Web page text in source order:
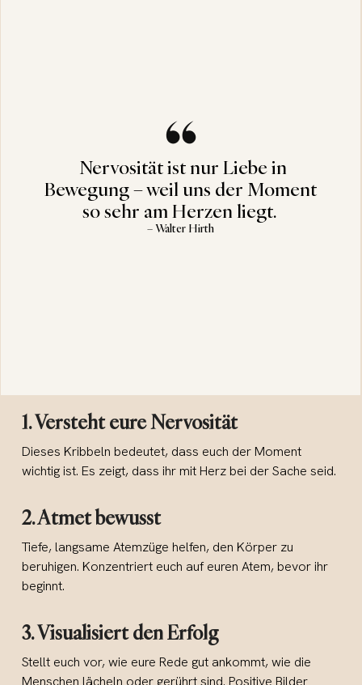
Nervosität ist nur Liebe in
Bewegung – weil uns der Moment
so sehr am Herzen liegt.
– Walter Hirth
1. Versteht eure Nervosität
Dieses Kribbeln bedeutet, dass euch der Moment
wichtig ist. Es zeigt, dass ihr mit Herz bei der Sache seid.
2. Atmet bewusst
Tiefe, langsame Atemzüge helfen, den Körper zu
beruhigen. Konzentriert euch auf euren Atem, bevor ihr
beginnt.
3. Visualisiert den Erfolg
Stellt euch vor, wie eure Rede gut ankommt, wie die
Menschen lächeln oder gerührt sind. Positive Bilder